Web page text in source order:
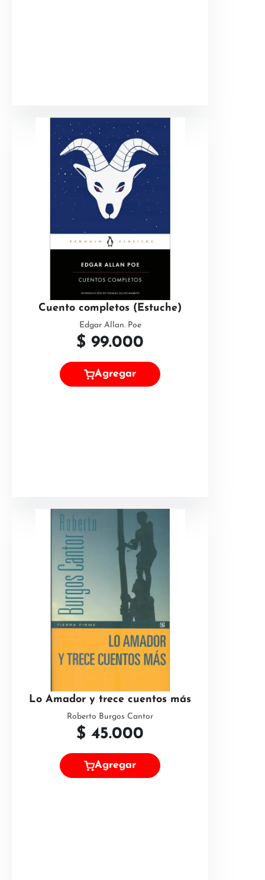
Cuento completos (Estuche)
Edgar Allan. Poe
$ 99.000
Agregar
Lo Amador y trece cuentos más
Roberto Burgos Cantor
$ 45.000
Agregar